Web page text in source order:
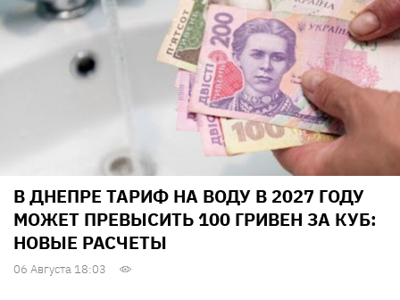
В ДНЕПРЕ ТАРИФ НА ВОДУ В 2027 ГОДУ
МОЖЕТ ПРЕВЫСИТЬ 100 ГРИВЕН ЗА КУБ:
НОВЫЕ РАСЧЕТЫ
06 Августа 18:03